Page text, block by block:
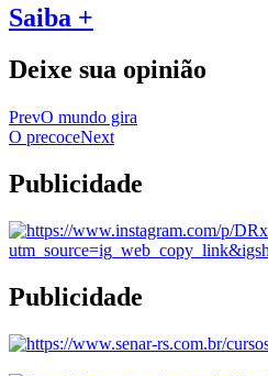
Saiba +
Deixe sua opinião
PrevO mundo gira
O precoceNext
Publicidade
Publicidade